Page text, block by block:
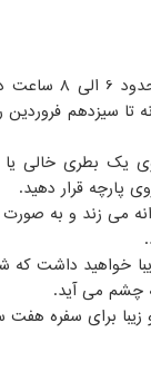
روند کار به این
باشد. این دانه تا
یک بطری خالی
پارچه قرار دهید.
می زند و به
خواهید داشت که
چشم می آید.
زیبا برای سفره